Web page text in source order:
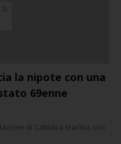
la nipote con una
69enne
di Cattolica Eraclea, con